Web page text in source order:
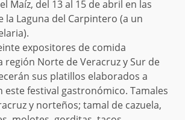
Maíz, del 13 al 15 de abril en las
la Laguna del Carpintero (a un
expositores de comida
región Norte de Veracruz y Sur de
sus platillos elaborados a
este festival gastronómico. Tamales
y norteños; tamal de cazuela,